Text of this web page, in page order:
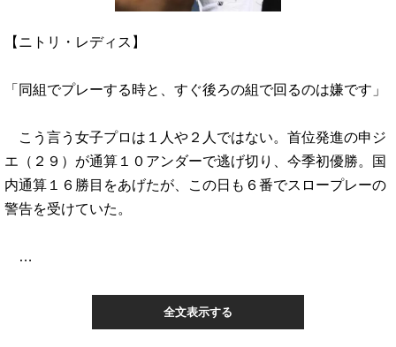
【ニトリ・レディス】
「同組でプレーする時と、すぐ後ろの組で回るのは嫌です」
こう言う女子プロは１人や２人ではない。首位発進の申ジ
エ（２９）が通算１０アンダーで逃げ切り、今季初優勝。国
内通算１６勝目をあげたが、この日も６番でスロープレーの
警告を受けていた。
…
全文表示する